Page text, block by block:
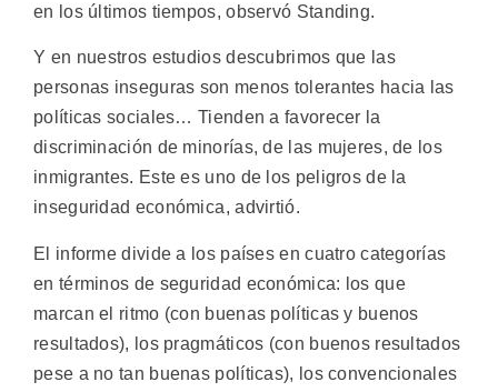
en los últimos tiempos, observó Standing.
Y en nuestros estudios descubrimos que las
personas inseguras son menos tolerantes hacia las
políticas sociales… Tienden a favorecer la
discriminación de minorías, de las mujeres, de los
inmigrantes. Este es uno de los peligros de la
inseguridad económica, advirtió.
El informe divide a los países en cuatro categorías
en términos de seguridad económica: los que
marcan el ritmo (con buenas políticas y buenos
resultados), los pragmáticos (con buenos resultados
pese a no tan buenas políticas), los convencionales